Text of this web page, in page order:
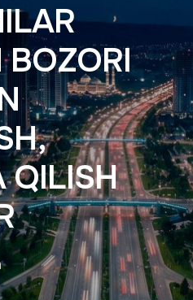
QILISH